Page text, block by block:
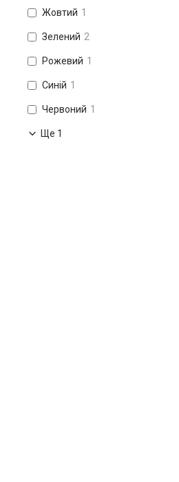
Жовтий 1
Зелений 2
Рожевий 1
Синій 1
Червоний 1
Ще 1